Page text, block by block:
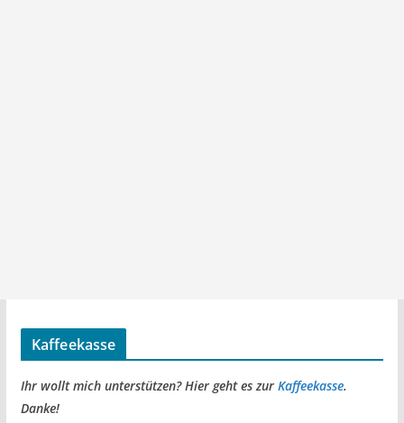
Kaffeekasse
Ihr wollt mich unterstützen? Hier geht es zur Kaffeekasse.
Danke!